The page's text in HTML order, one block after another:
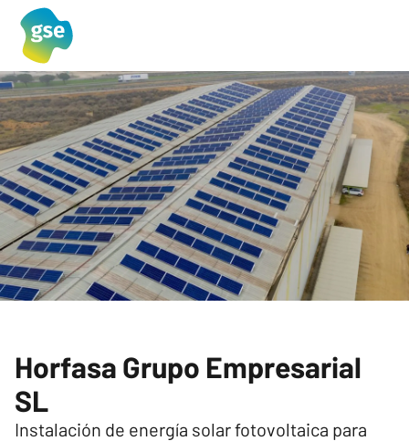
Horfasa Grupo Empresarial
SL
Instalación de energía solar fotovoltaica para